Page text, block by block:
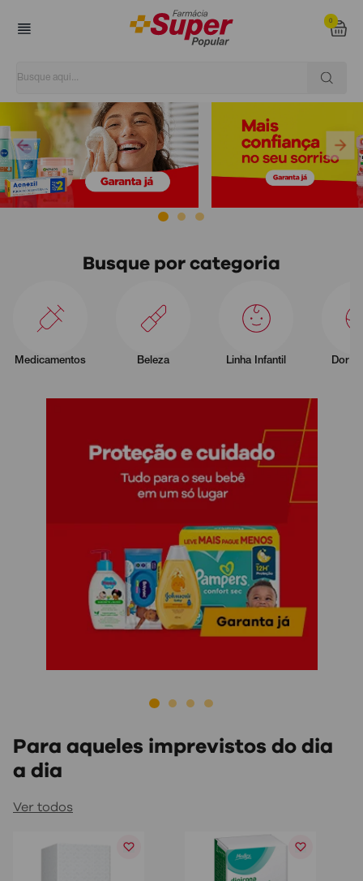
0
Super Popular
Busque por categoria
Medicamentos Beleza Linha Infantil Dor e
Para aqueles imprevistos do dia
a dia
Ver todos